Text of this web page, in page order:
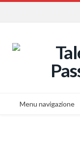
Menu navigazione